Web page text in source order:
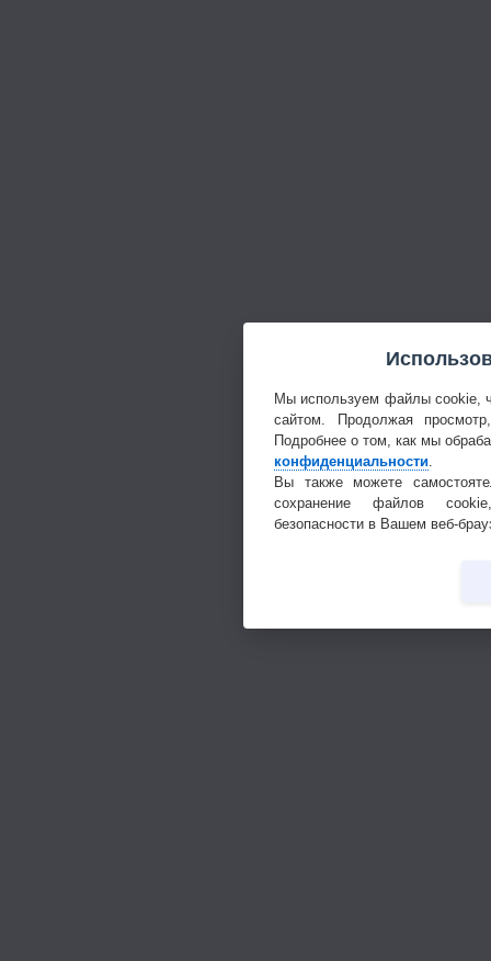
Мы используем файлы cookie,
сайтом. Продолжая
Подробнее о том, как мы
конфиденциальности.
Вы также можете
сохранение файлов
безопасности в Вашем веб-